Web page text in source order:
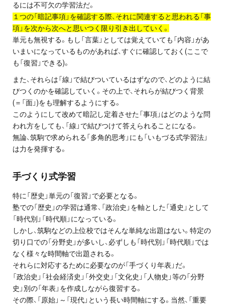
るには不可欠の学習法だ。
１つの「暗記事項」を確認する際、それに関連すると思われる「事
項」を次から次へと思いつく限り引き出していく。
単元も無視する。もし「言葉」としては覚えていても「内容」があ
いまいになっているものがあれば、すぐに確認しておく(ここで
も「復習」できる)。
また、それらは「線」で結びついているはずなので、どのように結
びつくのかを確認していく。その上で、それらが結びつく背景
(＝「面」)をも理解するようにする。
このようにして改めて暗記し定着させた「事項」はどのような問
われ方をしても、「線」で結びつけて答えられることになる。
無論、筑駒で求められる「多角的思考」にも「いもづる式学習法」
は力を発揮する。
手づくり式学習
特に「歴史」単元の「復習」で必要となる。
塾での「歴史」の学習は通常、「政治史」を軸とした「通史」として
「時代別」「時代順」になっている。
しかし、筑駒などの上位校ではそんな単純な出題はない。特定の
切り口での「分野史」が多いし、必ずしも「時代別」「時代順」では
なく様々な時間軸で出題される。
それらに対応するために必要なのが「手づくり年表」だ。
「政治史」「社会経済史」「外交史」「文化史」「人物史」等の「分野
史」別の「年表」を作成しながら復習する。
その際、「原始」～「現代」という長い時間軸にする。当然、「重要